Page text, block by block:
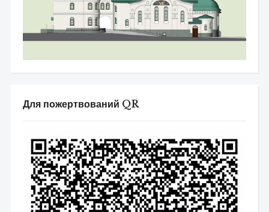
Для пожертвований QR